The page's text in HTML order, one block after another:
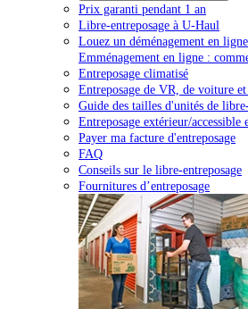
Prix garanti pendant 1 an
Libre-entreposage à U-Haul
Louez un déménagement en
Emménagement en ligne :
Entreposage climatisé
Entreposage de VR, de voiture et
Guide des tailles d'unités de
Entreposage extérieur/accessible
Payer ma facture d'entreposage
FAQ
Conseils sur le libre-entreposage
Fournitures d’entreposage